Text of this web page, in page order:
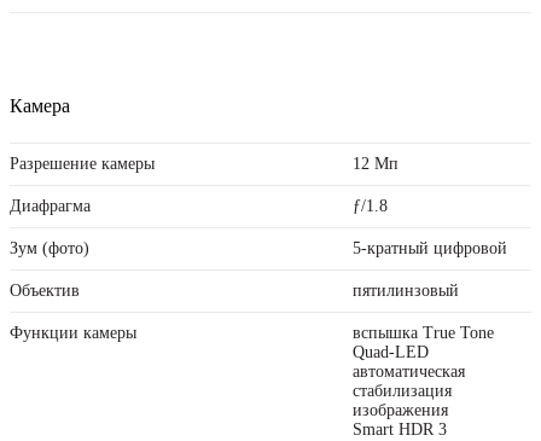
Камера
Разрешение камеры 12 Мп
Диафрагма ƒ/1.8
Зум (фото) 5-кратный цифровой
Объектив пятилинзовый
Функции камеры
вспышка True Tone
Quad-LED
автоматическая
стабилизация
изображения
Smart HDR 3